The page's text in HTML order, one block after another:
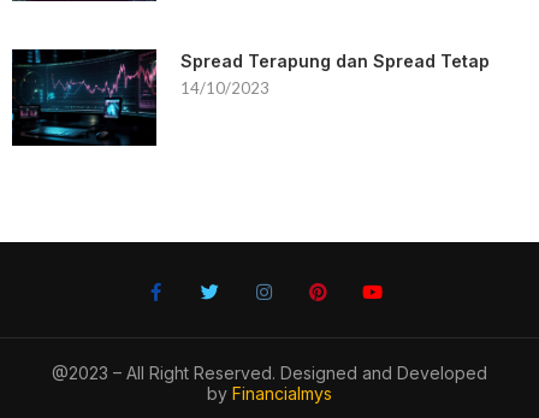
Spread Terapung dan Spread Tetap
14/10/2023
@2023 – All Right Reserved. Designed and Developed
by Financialmys